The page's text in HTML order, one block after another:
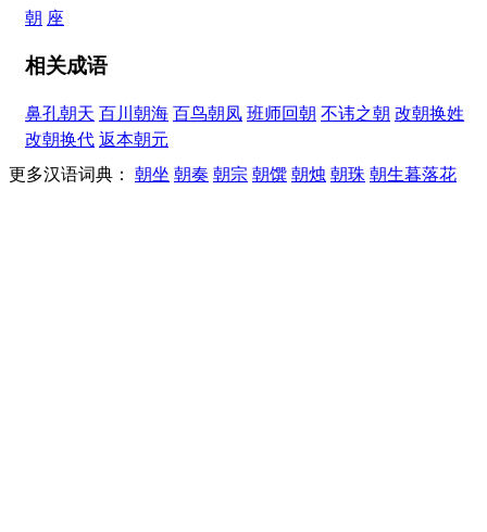
朝 座
相关成语
鼻孔朝天 百川朝海 百鸟朝凤 班师回朝 不讳之朝 改朝换姓
改朝换代 返本朝元
更多汉语词典： 朝坐 朝奏 朝宗 朝馔 朝烛 朝珠 朝生暮落花